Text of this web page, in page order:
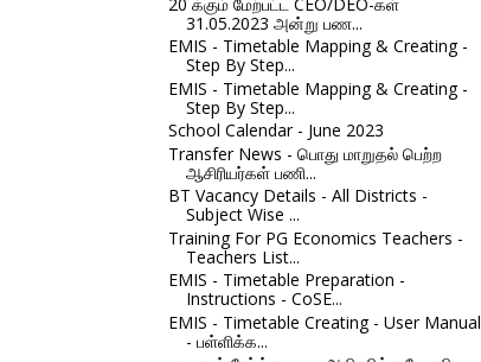
31.05.2023 அன்று பண...
EMIS - Timetable Mapping & Creating -
Step By Step...
EMIS - Timetable Mapping & Creating -
Step By Step...
School Calendar - June 2023
Transfer News - பொது மாறுதல் பெற்ற
ஆசிரியர்கள் பணி...
BT Vacancy Details - All Districts -
Subject Wise ...
Training For PG Economics Teachers -
Teachers List...
EMIS - Timetable Preparation -
Instructions - CoSE...
EMIS - Timetable Creating - User Manual
- பள்ளிக்க...